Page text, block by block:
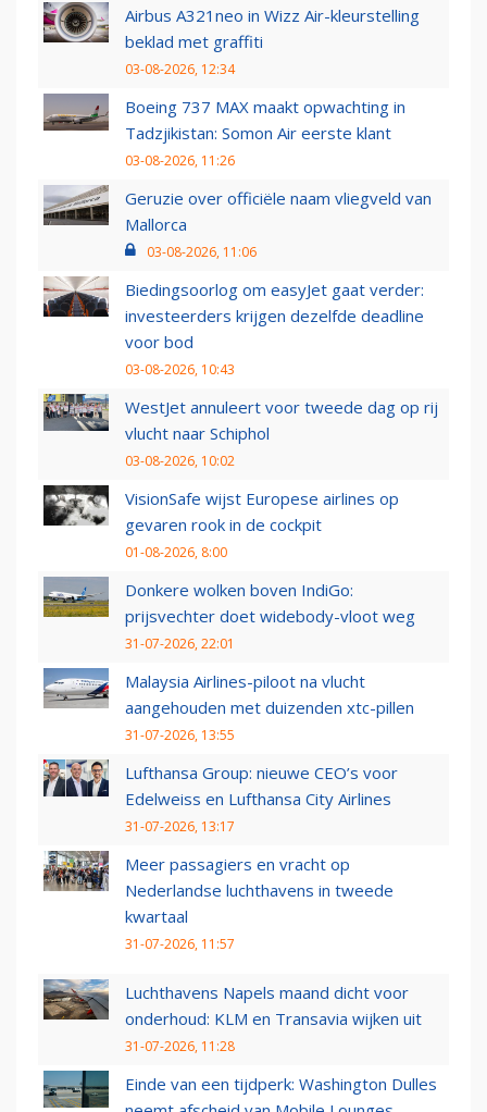
Airbus A321neo in Wizz Air-kleurstelling
beklad met graffiti
03-08-2026, 12:34
Boeing 737 MAX maakt opwachting in
Tadzjikistan: Somon Air eerste klant
03-08-2026, 11:26
Geruzie over officiële naam vliegveld van
Mallorca
03-08-2026, 11:06
Biedingsoorlog om easyJet gaat verder:
investeerders krijgen dezelfde deadline
voor bod
03-08-2026, 10:43
WestJet annuleert voor tweede dag op rij
vlucht naar Schiphol
03-08-2026, 10:02
VisionSafe wijst Europese airlines op
gevaren rook in de cockpit
01-08-2026, 8:00
Donkere wolken boven IndiGo:
prijsvechter doet widebody-vloot weg
31-07-2026, 22:01
Malaysia Airlines-piloot na vlucht
aangehouden met duizenden xtc-pillen
31-07-2026, 13:55
Lufthansa Group: nieuwe CEO’s voor
Edelweiss en Lufthansa City Airlines
31-07-2026, 13:17
Meer passagiers en vracht op
Nederlandse luchthavens in tweede
kwartaal
31-07-2026, 11:57
Luchthavens Napels maand dicht voor
onderhoud: KLM en Transavia wijken uit
31-07-2026, 11:28
Einde van een tijdperk: Washington Dulles